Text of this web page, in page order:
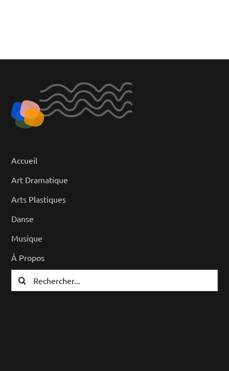
Accueil
Art Dramatique
Arts Plastiques
Danse
Musique
À Propos
Rechercher: